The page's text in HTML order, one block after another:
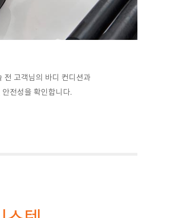
전 고객님의 바디 컨디션과
전성을 확인합니다.